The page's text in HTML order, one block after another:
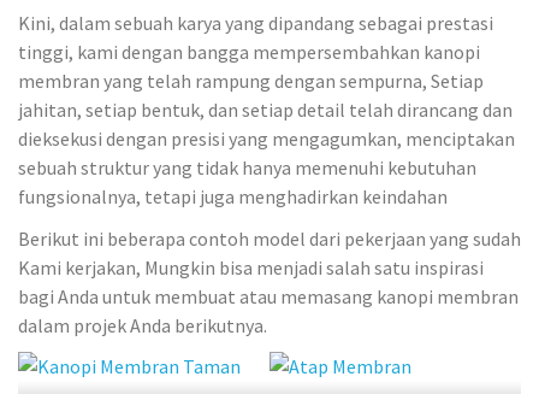
Kini, dalam sebuah karya yang dipandang sebagai prestasi
tinggi, kami dengan bangga mempersembahkan kanopi
membran yang telah rampung dengan sempurna, Setiap
jahitan, setiap bentuk, dan setiap detail telah dirancang dan
dieksekusi dengan presisi yang mengagumkan, menciptakan
sebuah struktur yang tidak hanya memenuhi kebutuhan
fungsionalnya, tetapi juga menghadirkan keindahan
Berikut ini beberapa contoh model dari pekerjaan yang sudah
Kami kerjakan, Mungkin bisa menjadi salah satu inspirasi
bagi Anda untuk membuat atau memasang kanopi membran
dalam projek Anda berikutnya.